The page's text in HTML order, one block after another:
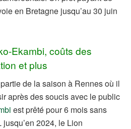
en Bretagne jusqu’au 30 juin
Ekambi, coûts des
et plus
de la saison à Rennes où il
après des soucis avec le public
est prêté pour 6 mois sans
jusqu’en 2024, le Lion